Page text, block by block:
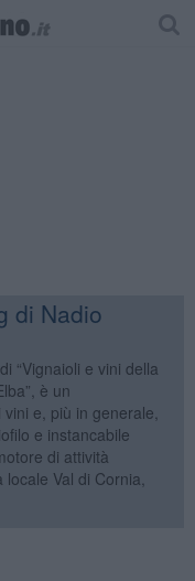
di Nadio
“Vignaioli e vini della
è un
e, più in generale,
e instancabile
di attività
Val di Cornia,